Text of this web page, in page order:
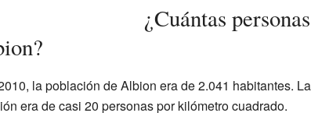
¿Cuántas personas
la población de Albion era de 2.041 habitantes. La
era de casi 20 personas por kilómetro cuadrado.